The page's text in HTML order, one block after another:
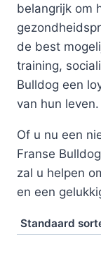
belangrijk om
de best
training,
Bulldog een
van hun leven.
Of u nu een
Franse
zal u helpen
en een